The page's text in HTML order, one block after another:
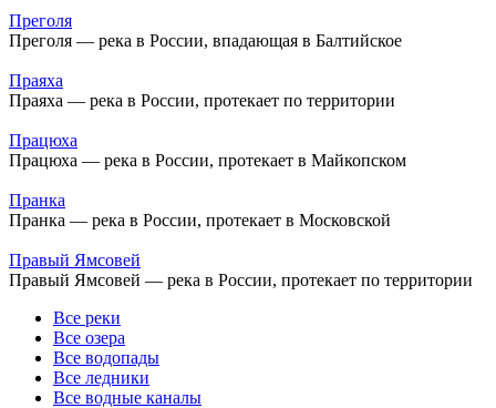
Преголя
Преголя — река в России, впадающая в Балтийское
Праяха
Праяха — река в России, протекает по территории
Працюха
Працюха — река в России, протекает в Майкопском
Пранка
Пранка — река в России, протекает в Московской
Правый Ямсовей
Правый Ямсовей — река в России, протекает по территории
Все реки
Все озера
Все водопады
Все ледники
Все водные каналы